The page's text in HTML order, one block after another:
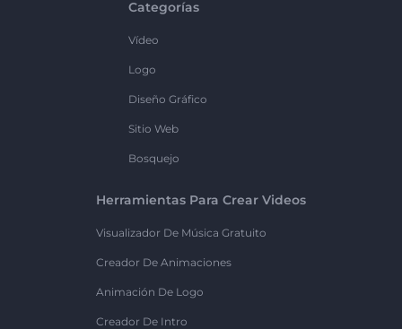
Categorías
Vídeo
Logo
Diseño Gráfico
Sitio Web
Bosquejo
Herramientas Para Crear Videos
Visualizador De Música Gratuito
Creador De Animaciones
Animación De Logo
Creador De Intro